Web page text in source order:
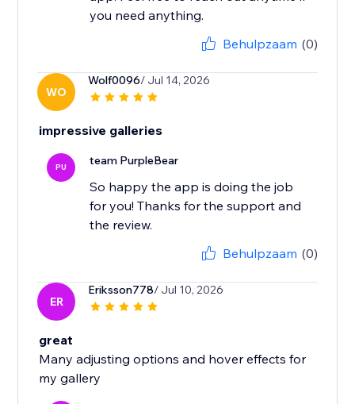
you need anything.
Behulpzaam (0)
WO
Wolf0096/ Jul 14, 2026
impressive galleries
PU team PurpleBear
So happy the app is doing the job
for you! Thanks for the support and
the review.
Behulpzaam (0)
ER
Eriksson778/ Jul 10, 2026
great
Many adjusting options and hover effects for
my gallery